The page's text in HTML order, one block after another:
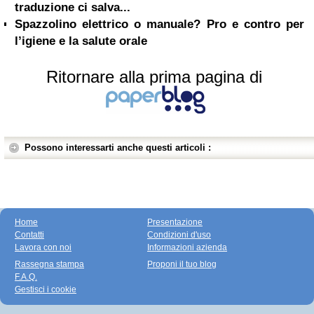
traduzione ci salva...
Spazzolino elettrico o manuale? Pro e contro per
l’igiene e la salute orale
Ritornare alla prima pagina di
Possono interessarti anche questi articoli :
Home
Contatti
Lavora con noi
Presentazione
Condizioni d'uso
Informazioni azienda
Rassegna stampa
F.A.Q.
Gestisci i cookie
Proponi il tuo blog